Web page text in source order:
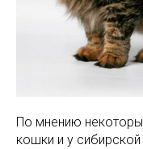
По мнению
кошки и у